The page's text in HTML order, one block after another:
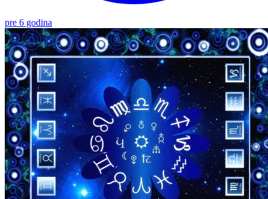
pre 6 godina